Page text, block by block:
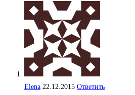
Elena 22.12.2015 Ответить